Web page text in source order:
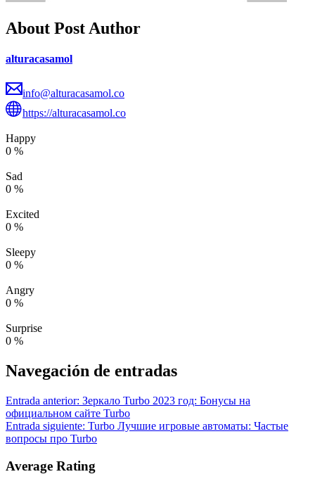
About Post Author
alturacasamol
info@alturacasamol.co
https://alturacasamol.co
Happy
0 %
Sad
0 %
Excited
0 %
Sleepy
0 %
Angry
0 %
Surprise
0 %
Navegación de entradas
Entrada anterior: Зеркало Turbo 2023 год: Бонусы на
официальном сайте Turbo
Entrada siguiente: Turbo Лучшие игровые автоматы: Частые
вопросы про Turbo
Average Rating